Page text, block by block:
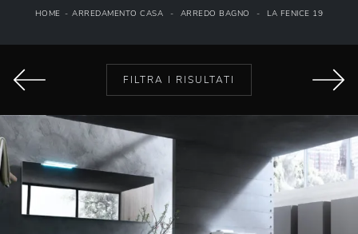
HOME - ARREDAMENTO CASA - ARREDO BAGNO - LA FENICE 19
FILTRA I RISULTATI